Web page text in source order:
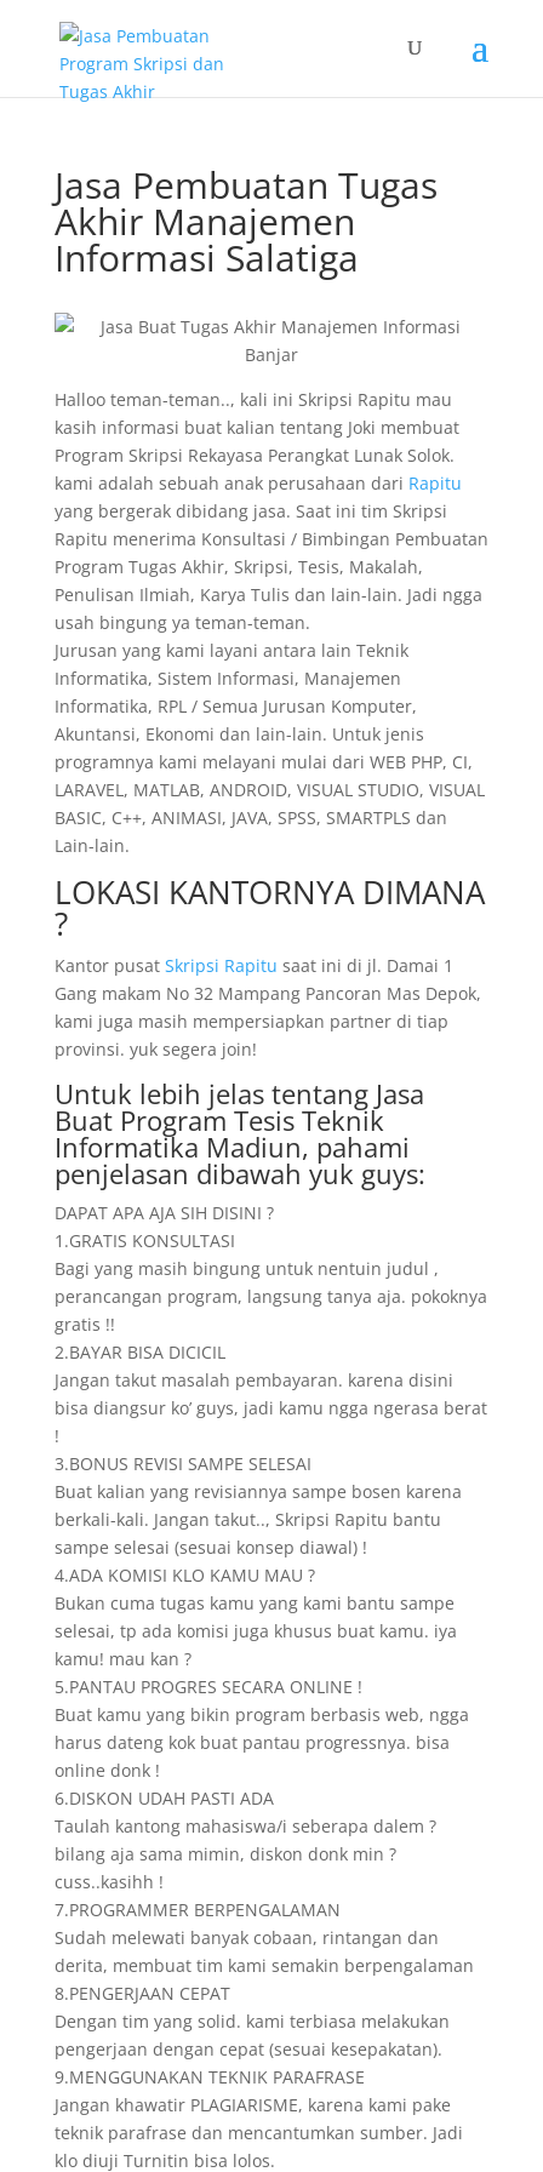
Jasa Pembuatan Tugas
Akhir Manajemen
Informasi Salatiga
Halloo teman-teman.., kali ini Skripsi Rapitu mau
kasih informasi buat kalian tentang Joki membuat
Program Skripsi Rekayasa Perangkat Lunak Solok.
kami adalah sebuah anak perusahaan dari Rapitu
yang bergerak dibidang jasa. Saat ini tim Skripsi
Rapitu menerima Konsultasi / Bimbingan Pembuatan
Program Tugas Akhir, Skripsi, Tesis, Makalah,
Penulisan Ilmiah, Karya Tulis dan lain-lain. Jadi ngga
usah bingung ya teman-teman.
Jurusan yang kami layani antara lain Teknik
Informatika, Sistem Informasi, Manajemen
Informatika, RPL / Semua Jurusan Komputer,
Akuntansi, Ekonomi dan lain-lain. Untuk jenis
programnya kami melayani mulai dari WEB PHP, CI,
LARAVEL, MATLAB, ANDROID, VISUAL STUDIO, VISUAL
BASIC, C++, ANIMASI, JAVA, SPSS, SMARTPLS dan
Lain-lain.
LOKASI KANTORNYA DIMANA
?
Kantor pusat Skripsi Rapitu saat ini di jl. Damai 1
Gang makam No 32 Mampang Pancoran Mas Depok,
kami juga masih mempersiapkan partner di tiap
provinsi. yuk segera join!
Untuk lebih jelas tentang Jasa
Buat Program Tesis Teknik
Informatika Madiun, pahami
penjelasan dibawah yuk guys:
DAPAT APA AJA SIH DISINI ?
1.GRATIS KONSULTASI
Bagi yang masih bingung untuk nentuin judul ,
perancangan program, langsung tanya aja. pokoknya
gratis !!
2.BAYAR BISA DICICIL
Jangan takut masalah pembayaran. karena disini
bisa diangsur ko’ guys, jadi kamu ngga ngerasa berat
!
3.BONUS REVISI SAMPE SELESAI
Buat kalian yang revisiannya sampe bosen karena
berkali-kali. Jangan takut.., Skripsi Rapitu bantu
sampe selesai (sesuai konsep diawal) !
4.ADA KOMISI KLO KAMU MAU ?
Bukan cuma tugas kamu yang kami bantu sampe
selesai, tp ada komisi juga khusus buat kamu. iya
kamu! mau kan ?
5.PANTAU PROGRES SECARA ONLINE !
Buat kamu yang bikin program berbasis web, ngga
harus dateng kok buat pantau progressnya. bisa
online donk !
6.DISKON UDAH PASTI ADA
Taulah kantong mahasiswa/i seberapa dalem ?
bilang aja sama mimin, diskon donk min ?
cuss..kasihh !
7.PROGRAMMER BERPENGALAMAN
Sudah melewati banyak cobaan, rintangan dan
derita, membuat tim kami semakin berpengalaman
8.PENGERJAAN CEPAT
Dengan tim yang solid. kami terbiasa melakukan
pengerjaan dengan cepat (sesuai kesepakatan).
9.MENGGUNAKAN TEKNIK PARAFRASE
Jangan khawatir PLAGIARISME, karena kami pake
teknik parafrase dan mencantumkan sumber. Jadi
klo diuji Turnitin bisa lolos.